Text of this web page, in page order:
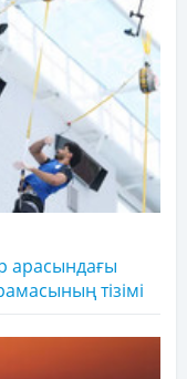
арасындағы
тізімі